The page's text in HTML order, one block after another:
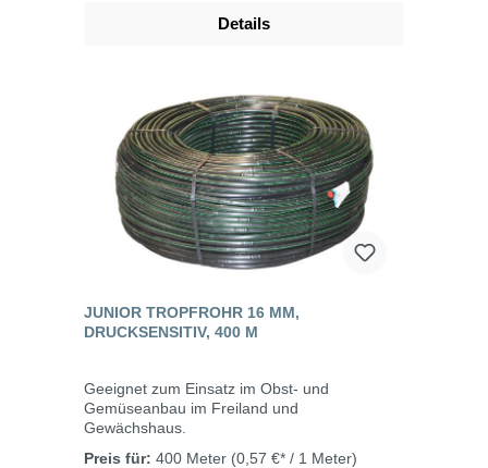
Details
JUNIOR TROPFROHR 16 MM,
DRUCKSENSITIV, 400 M
Geeignet zum Einsatz im Obst- und
Gemüseanbau im Freiland und
Gewächshaus.
Preis für: 400 Meter (0,57 €* / 1 Meter)